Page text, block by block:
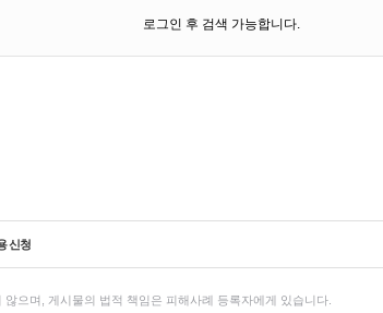
로그인 후 검색 가능합니다.
신청
으며, 게시물의 법적 책임은 피해사례 등록자에게 있습니다.